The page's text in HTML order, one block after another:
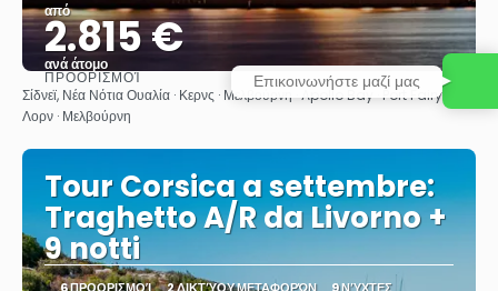
από
2.815 €
ανά άτομο
Βλέπω
ΠΡΟΟΡΙΣΜΟΊ
Σίδνεϊ, Νέα Νότια Ουαλία · Κερνς · Μελβούρνη · Apollo Bay · Port Fairy ·
Λορν · Μελβούρνη
Tour Corsica a settembre:
Traghetto A/R da Livorno +
9 notti
Επικοινωνήστε μαζί μας